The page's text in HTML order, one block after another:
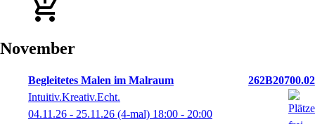
November
Begleitetes Malen im Malraum
262B20700.02
Intuitiv.Kreativ.Echt.
04.11.26 - 25.11.26 (4-mal) 18:00 - 20:00